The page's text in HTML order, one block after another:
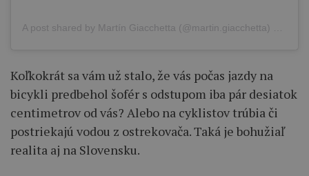
A post shared by Martín Giacchetta (@martin.giacchetta)
Koľkokrát sa vám už stalo, že vás počas jazdy na
bicykli predbehol šofér s odstupom iba pár desiatok
centimetrov od vás? Alebo na cyklistov trúbia či
postriekajú vodou z ostrekovača. Taká je bohužiaľ
realita aj na Slovensku.